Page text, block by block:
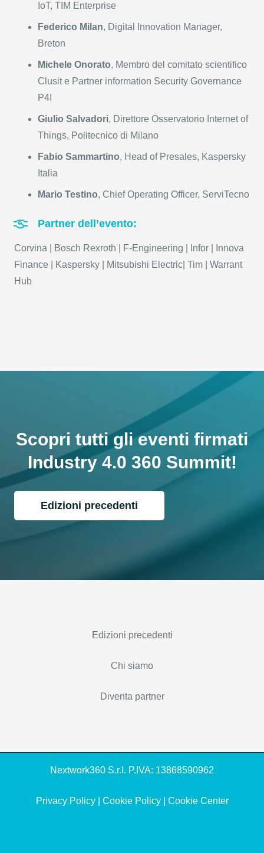
IoT, TIM Enterprise
Federico Milan, Digital Innovation Manager,
Breton
Michele Onorato, Membro del comitato scientifico
Clusit e Partner information Security Governance
P4I
Giulio Salvadori, Direttore Osservatorio Internet of
Things, Politecnico di Milano
Fabio Sammartino, Head of Presales, Kaspersky
Italia
Mario Testino, Chief Operating Officer, ServiTecno
Partner dell’evento:
Corvina | Bosch Rexroth | F-Engineering | Infor | Innova
Finance | Kaspersky | Mitsubishi Electric| Tim | Warrant
Hub
Scopri tutti gli eventi firmati
Industry 4.0 360 Summit!
Edizioni precedenti
Edizioni precedenti
Chi siamo
Diventa partner
Nextwork360 S.r.l. P.IVA: 13868590962
Privacy Policy| Cookie Policy| Cookie Center